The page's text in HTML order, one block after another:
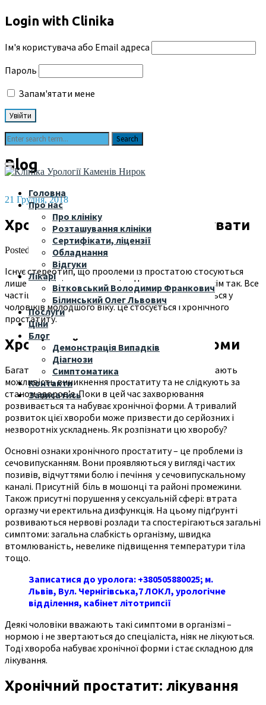
Login with Clinika
Ім'я користувача або Email адреса
Пароль
Запам'ятати мене
Головна
Про нас
Про клініку
Розташування клініки
Сертифікати, ліцензії
Обладнання
Відгуки
Лікарі
Вітковський Володимир Франкович
Білинський Олег Львович
Послуги
Ціни
Блог
Демонстрація Випадків
Діагнози
Симптоматика
Контакти
Записатись
Blog
21 Грудня, 2018
Хронічний простатит: як лікувати
Posted byadmin inДіагнози
Існує стереотип, що проблеми із простатою стосуються
лише чоловіків старшого віку. На жаль, це не зовсім так. Все
частіше ці хвороби «молодшають» та проявляються у
чоловіків молодшого віку. Це стосується і хронічного
простатиту.
Хронічний простатит: симптоми
Багато чоловіків у відносно молодому віці відкидають
можливість виникнення простатиту та не слідкують за
станом здоров’я. Поки в цей час захворювання
розвивається та набуває хронічної форми. А тривалий
розвиток цієї хвороби може призвести до серйозних і
незворотніх ускладнень. Як розпізнати цю хворобу?
Основні ознаки хронічного простатиту – це проблеми із
сечовипусканням. Вони проявляються у вигляді частих
позивів, відчуттями болю і печіння у сечовипускальному
каналі. Присутній біль в мошонці та районі промежини.
Також присутні порушення у сексуальній сфері: втрата
оргазму чи еректильна дизфункція. На цьому підґрунті
розвиваються нервові розлади та спостерігаються загальні
симптоми: загальна слабкість організму, швидка
втомлюваність, невелике підвищення температури тіла
тощо.
Записатися до уролога: +380505880025; м.
Львів, Вул. Чернігівська,7 ЛОКЛ, урологічне
відділення, кабінет літотрипсії
Деякі чоловіки вважають такі симптоми в організмі –
нормою і не звертаються до спеціаліста, ніяк не лікуються.
Тоді хвороба набуває хронічної форми і стає складною для
лікування.
Хронічний простатит: лікування